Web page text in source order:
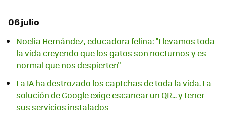
06 julio
Noelia Hernández, educadora felina: "Llevamos toda
la vida creyendo que los gatos son nocturnos y es
normal que nos despierten"
La IA ha destrozado los captchas de toda la vida. La
solución de Google exige escanear un QR... y tener
sus servicios instalados